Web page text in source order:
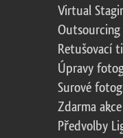
Virtual
Retušovací
Úpravy
Surové
Zdarma
Předvolby